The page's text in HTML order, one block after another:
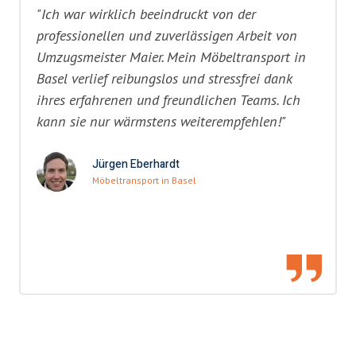
"Ich war wirklich beeindruckt von der
professionellen und zuverlässigen Arbeit von
Umzugsmeister Maier. Mein Möbeltransport in
Basel verlief reibungslos und stressfrei dank
ihres erfahrenen und freundlichen Teams. Ich
kann sie nur wärmstens weiterempfehlen!"
Jürgen Eberhardt
Möbeltransport in Basel